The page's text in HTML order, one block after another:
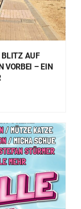
BLITZ AUF
VORBEI – EIN